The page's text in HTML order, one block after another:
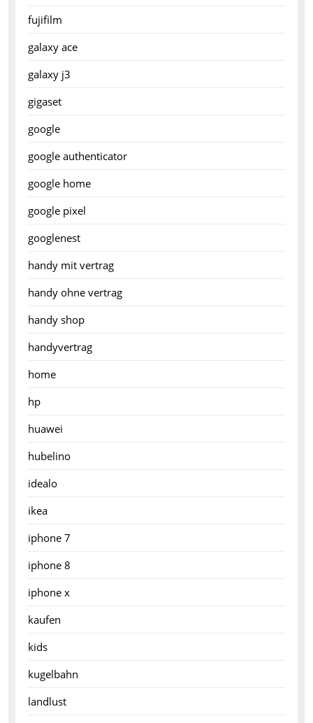
fujifilm
galaxy ace
galaxy j3
gigaset
google
google authenticator
google home
google pixel
googlenest
handy mit vertrag
handy ohne vertrag
handy shop
handyvertrag
home
hp
huawei
hubelino
idealo
ikea
iphone 7
iphone 8
iphone x
kaufen
kids
kugelbahn
landlust